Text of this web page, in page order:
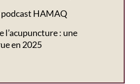
HAMAQ
l’acupuncture : une
en 2025